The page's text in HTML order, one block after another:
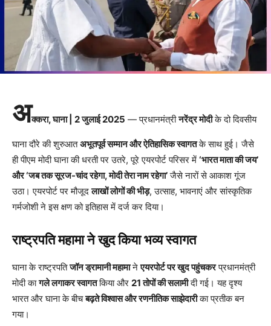
अक्करा, घाना | 2 जुलाई 2025 — प्रधानमंत्रीनरेंद्र मोदीके दो दिवसीय
घाना दौरे की शुरुआतअभूतपूर्व सम्मान और ऐतिहासिक स्वागतके साथ हुई। जैसे
ही पीएम मोदी घाना की धरती पर उतरे, पूरे एयरपोर्ट परिसर में ‘भारत माता की जय’
और ‘जब तक सूरज-चांद रहेगा, मोदी तेरा नाम रहेगा’जैसे नारों से आकाश गूंज
उठा। एयरपोर्ट पर मौजूदलाखों लोगों की भीड़, उत्साह, भावनाएं और सांस्कृतिक
गर्मजोशी ने इस क्षण को इतिहास में दर्ज कर दिया।
राष्ट्रपति महामा ने खुद किया भव्य स्वागत
घाना के राष्ट्रपतिजॉन ड्रामानी महामानेएयरपोर्ट पर खुद पहुंचकरप्रधानमंत्री
मोदी कागले लगाकर स्वागतकिया और 21 तोपों की सलामीदी गई। यह दृश्य
भारत और घाना के बीचबढ़ते विश्वास और रणनीतिक साझेदारीका प्रतीक बन
गया।